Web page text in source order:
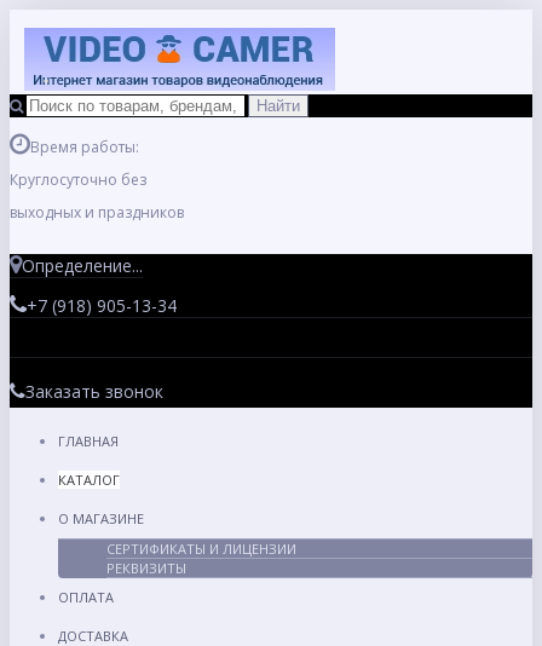
Время работы:
Круглосуточно без
выходных и праздников
Определение...
+7 (918) 905-13-34
Заказать звонок
ГЛАВНАЯ
КАТАЛОГ
О МАГАЗИНЕ
СЕРТИФИКАТЫ И ЛИЦЕНЗИИ
РЕКВИЗИТЫ
ОПЛАТА
ДОСТАВКА